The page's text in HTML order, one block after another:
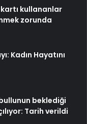
kullananlar
zorunda
Kadın Hayatını
beklediği
Tarih verildi